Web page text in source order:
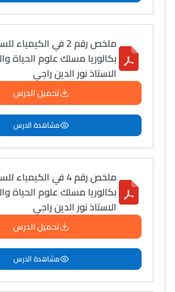
ملخص رقم 2 في الكيمياء
بكالوريا مسلك علوم الحياة
الاستاذ نور الدين راجي
تحميل الدرس
مشاهدة الدرس
ملخص رقم 4 في الكيمياء
بكالوريا مسلك علوم الحياة
الاستاذ نور الدين راجي
تحميل الدرس
مشاهدة الدرس